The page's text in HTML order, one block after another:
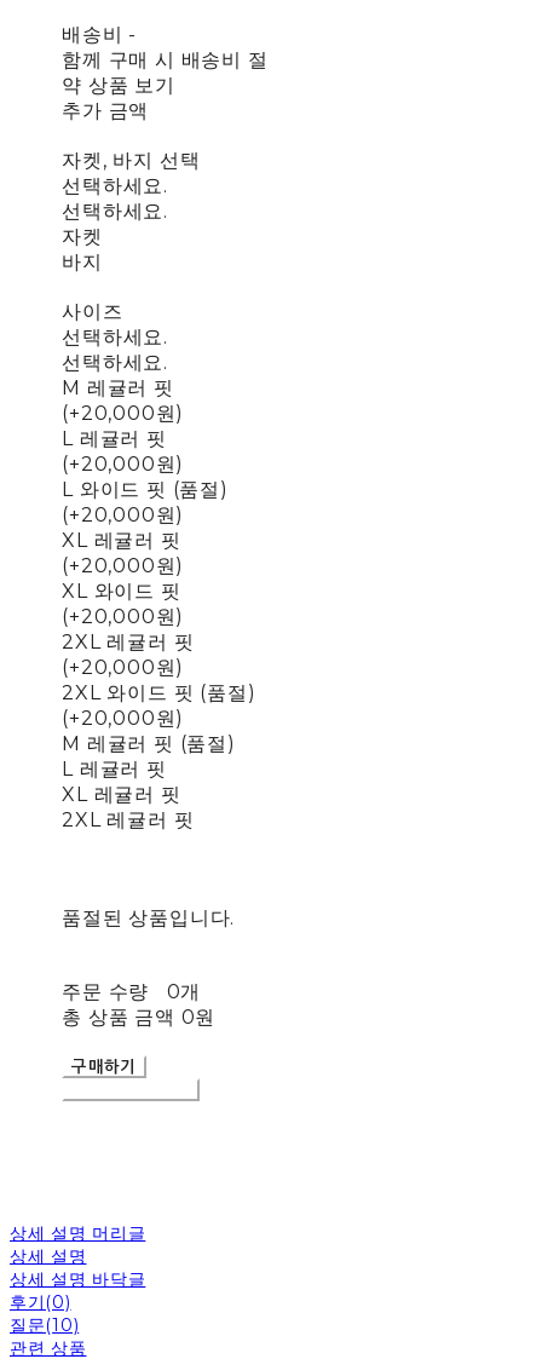
배송비 -
함께 구매 시 배송비 절
약 상품 보기
추가 금액
자켓, 바지 선택
선택하세요.
선택하세요.
자켓
바지
사이즈
선택하세요.
선택하세요.
M 레귤러 핏
(+20,000원)
L 레귤러 핏
(+20,000원)
L 와이드 핏 (품절)
(+20,000원)
XL 레귤러 핏
(+20,000원)
XL 와이드 핏
(+20,000원)
2XL 레귤러 핏
(+20,000원)
2XL 와이드 핏 (품절)
(+20,000원)
M 레귤러 핏 (품절)
L 레귤러 핏
XL 레귤러 핏
2XL 레귤러 핏
품절된 상품입니다.
주문 수량
0개
총 상품 금액 0원
구매하기
상세 설명 머리글
상세 설명
상세 설명 바닥글
후기(0)
질문(10)
관련 상품